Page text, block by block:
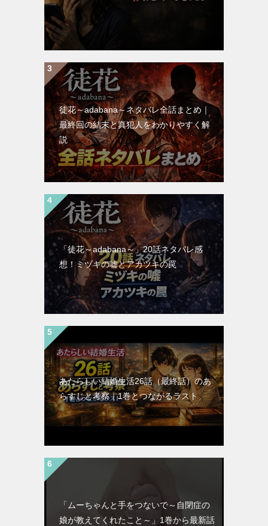
徒花～adabana～ネタバレ全話まとめ｜
最終回の結末と真犯人をわかりやすく解
説
「徒花～adabana～」20話ネタバレ感
想！ミヅキの嘘とアカツキの罠
あたらしい結婚生活26話（最終話）のあ
らすじと考察｜1巻とつながるラスト
「ムーちゃんと手をつないで～自閉症の
娘が教えてくれたこと～」1巻から最新話